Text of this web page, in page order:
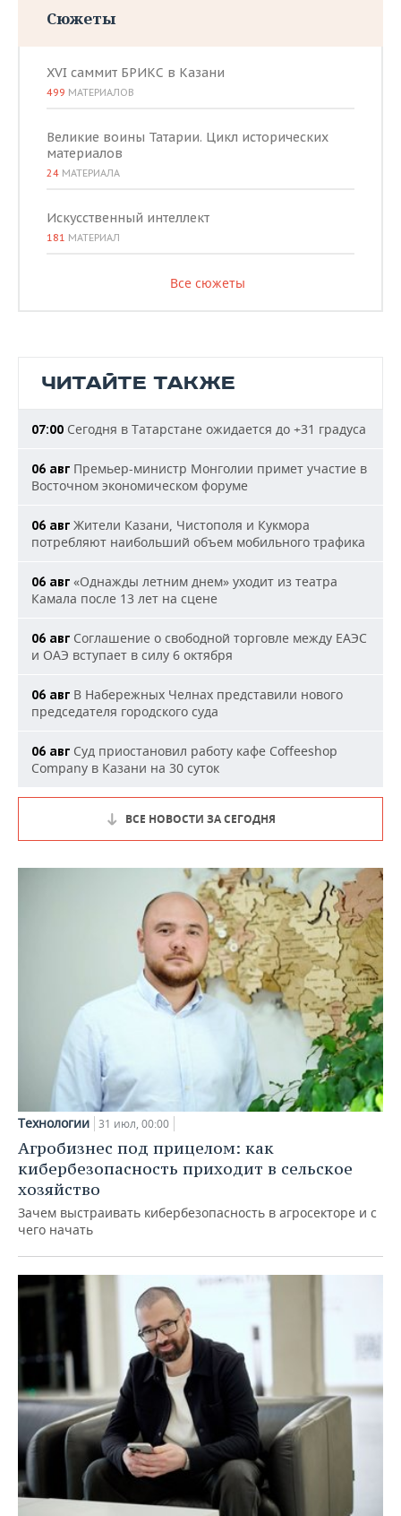
Сюжеты
XVI саммит БРИКС в Казани
499 МАТЕРИАЛОВ
Великие воины Татарии. Цикл исторических
материалов
24 МАТЕРИАЛА
Искусственный интеллект
181 МАТЕРИАЛ
Все сюжеты
ЧИТАЙТЕ ТАКЖЕ
07:00 Сегодня в Татарстане ожидается до +31 градуса
06 авг Премьер-министр Монголии примет участие в
Восточном экономическом форуме
06 авг Жители Казани, Чистополя и Кукмора
потребляют наибольший объем мобильного трафика
06 авг «Однажды летним днем» уходит из театра
Камала после 13 лет на сцене
06 авг Соглашение о свободной торговле между ЕАЭС
и ОАЭ вступает в силу 6 октября
06 авг В Набережных Челнах представили нового
председателя городского суда
06 авг Суд приостановил работу кафе Coffeeshop
Company в Казани на 30 суток
ВСЕ НОВОСТИ ЗА СЕГОДНЯ
Технологии 31 июл, 00:00
Агробизнес под прицелом: как
кибербезопасность приходит в сельское
хозяйство
Зачем выстраивать кибербезопасность в агросекторе и с
чего начать